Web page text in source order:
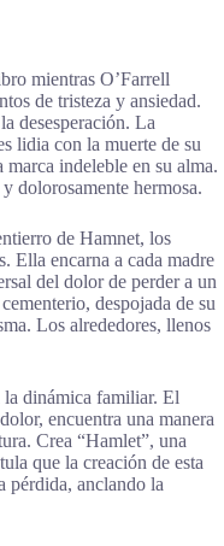
mientras O’Farrell
de tristeza y ansiedad.
desesperación. La
lidia con la muerte de su
indeleble en su alma.
dolorosamente hermosa.
de Hamnet, los
Ella encarna a cada madre
del dolor de perder a un
despojada de su
Los alrededores, llenos
la dinámica familiar. El
encuentra una manera
Crea “Hamlet”, una
que la creación de esta
pérdida, anclando la